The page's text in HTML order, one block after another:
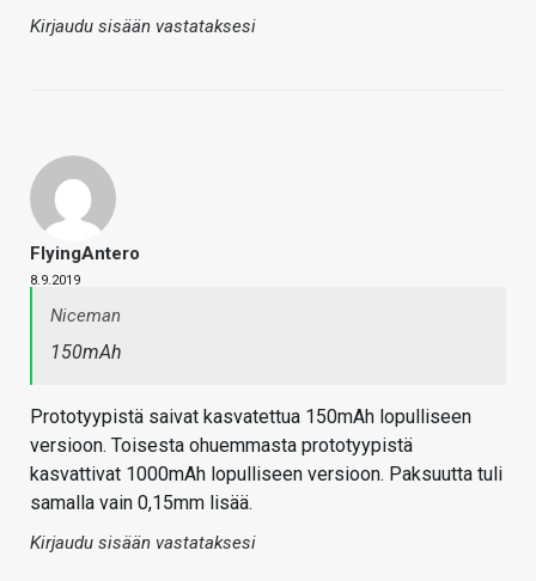
Kirjaudu sisään vastataksesi
FlyingAntero
8.9.2019
Niceman
150mAh
Prototyypistä saivat kasvatettua 150mAh lopulliseen
versioon. Toisesta ohuemmasta prototyypistä
kasvattivat 1000mAh lopulliseen versioon. Paksuutta tuli
samalla vain 0,15mm lisää.
Kirjaudu sisään vastataksesi